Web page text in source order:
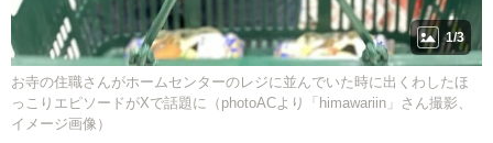
1/3
お寺の住職さんがホームセンターのレジに並んでいた時に出くわしたほ
っこりエピソードがXで話題に（photoACより「himawariin」さん撮影、
イメージ画像）